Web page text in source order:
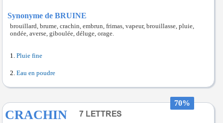
Synonyme de BRUINE
brouillard, brume, crachin, embrun, frimas, vapeur, brouillasse, pluie,
ondée, averse, giboulée, déluge, orage.
Pluie fine
Eau en poudre
70%
CRACHIN